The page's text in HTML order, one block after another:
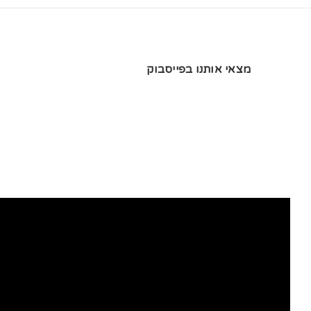
מצאי אותנו בפייסבוק